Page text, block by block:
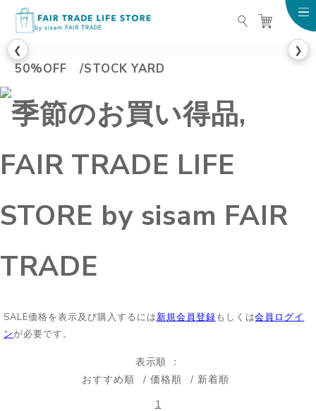
FAIR TRADE LIFE
❮ ❯
50%OFF /STOCK YARD
SALE価格を表示及び購入するには新規会員登録もしくは会員ログイ
ンが必要です。
表示順
おすすめ順
価格順
新着順
1